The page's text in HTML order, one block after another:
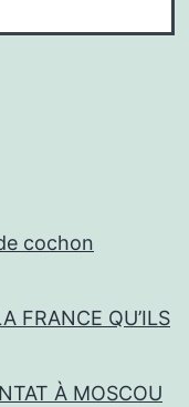
cochon
FRANCE QU’ILS
À MOSCOU